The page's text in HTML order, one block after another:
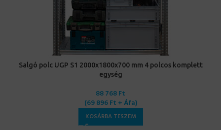
Salgó polc UGP S1 2000x1800x700 mm 4 polcos komplett
egység
88 768Ft
(69 896Ft + Áfa)
KOSÁRBA TESZEM